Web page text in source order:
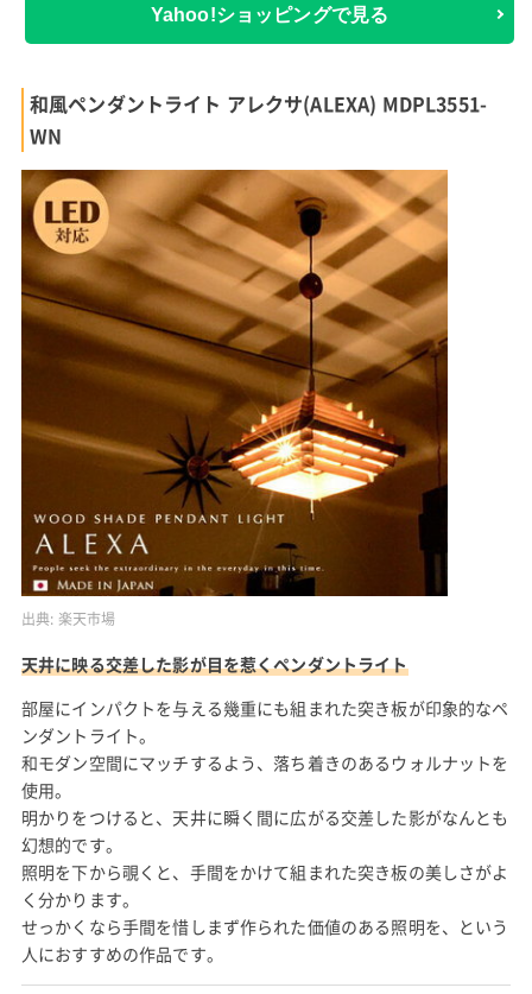
Yahoo!ショッピングで見る
和風ペンダントライト アレクサ(ALEXA) MDPL3551-
WN
出典: 楽天市場
天井に映る交差した影が目を惹くペンダントライト
部屋にインパクトを与える幾重にも組まれた突き板が印象的なペ
ンダントライト。
和モダン空間にマッチするよう、落ち着きのあるウォルナットを
使用。
明かりをつけると、天井に瞬く間に広がる交差した影がなんとも
幻想的です。
照明を下から覗くと、手間をかけて組まれた突き板の美しさがよ
く分かります。
せっかくなら手間を惜しまず作られた価値のある照明を、という
人におすすめの作品です。